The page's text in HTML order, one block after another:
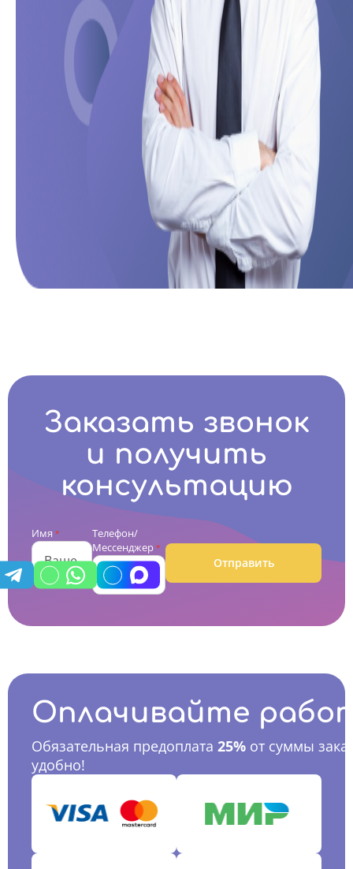
Заказать звонок
и получить
консультацию
Имя *
Телефон/
Мессенджер *
Отправить
Оплачивайте
Обязательная предоплата 25% от суммы
удобно!